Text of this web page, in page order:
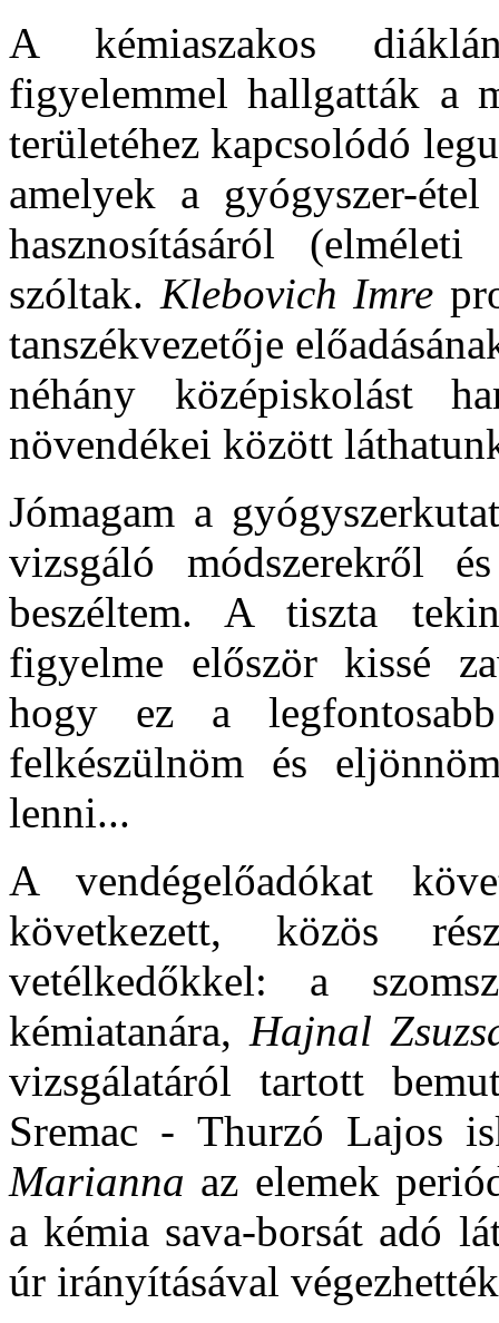
A kémiaszakos
figyelemmel hallgatták a
területéhez kapcsolódó
amelyek a gyógyszer-
hasznosításáról
szóltak. Klebovich Imre
tanszékvezetője
néhány középiskolást
növendékei között
Jómagam a
vizsgáló módszerekről
beszéltem. A tiszta
figyelme először kissé
hogy ez a
felkészülnöm és
lenni...
A vendégelőadókat
következett, közös
vetélkedőkkel: a
kémiatanára, Hajnal
vizsgálatáról tartott
Sremac - Thurzó Lajos
Marianna az elemek
a kémia sava-borsát adó
úr irányításával